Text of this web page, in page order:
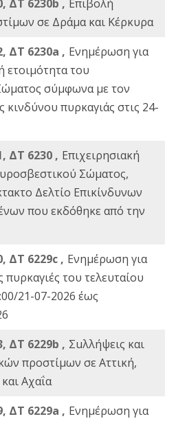
ΔΤ 6230b , Επιβολή
σε Δράμα και Κέρκυρα
ΔΤ 6230a , Ενημέρωση για
ετοιμότητα του
σύμφωνα με τον
πυρκαγιάς στις 24-
ΔΤ 6230 , Επιχειρησιακή
Σώματος,
Δελτίο Επικίνδυνων
που εκδόθηκε από την
ΔΤ 6229c , Ενημέρωση για
πυρκαγιές του τελευταίου
21-07-2026 έως
ΔΤ 6229b , Σuλλήψεις και
προστίμων σε Αττική,
Αχαΐα
ΔΤ 6229a , Ενημέρωση για